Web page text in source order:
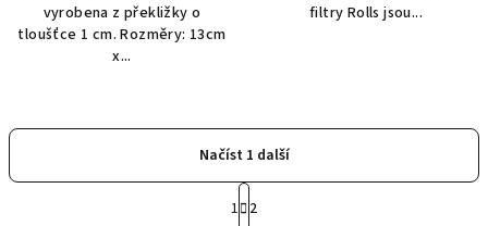
vyrobena z překližky o
tloušťce 1 cm. Rozměry: 13cm
x...
filtry Rolls jsou...
Načíst 1 další
S
t
1 2